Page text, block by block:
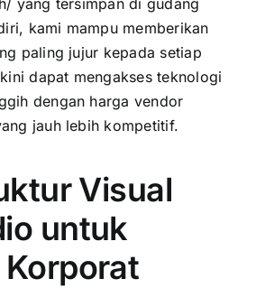
kami mampu memberikan
paling jujur kepada setiap
dapat mengakses teknologi
dengan harga vendor
jauh lebih kompetitif.
Visual
untuk